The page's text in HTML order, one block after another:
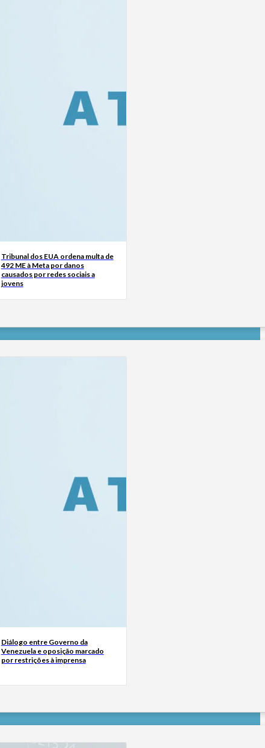
Tribunal dos EUA ordena multa de
492 ME à Meta por danos
causados por redes sociais a
jovens
Diálogo entre Governo da
Venezuela e oposição marcado
por restrições à imprensa